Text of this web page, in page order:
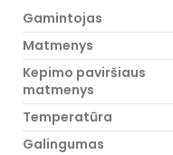
Gamintojas
Matmenys
Kepimo paviršiaus
matmenys
Temperatūra
Galingumas